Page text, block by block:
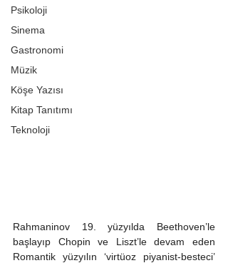
Psikoloji
Sinema
Gastronomi
Müzik
Köşe Yazısı
Kitap Tanıtımı
Teknoloji
Rahmaninov 19. yüzyılda Beethoven’le
başlayıp Chopin ve Liszt’le devam eden
Romantik yüzyılın ‘virtüoz piyanist-besteci’